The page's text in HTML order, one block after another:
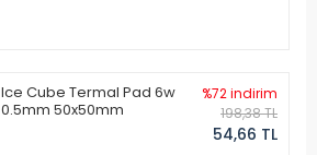
Ice Cube Termal Pad 6w
0.5mm 50x50mm
%72 indirim
198,38 TL
54,66 TL